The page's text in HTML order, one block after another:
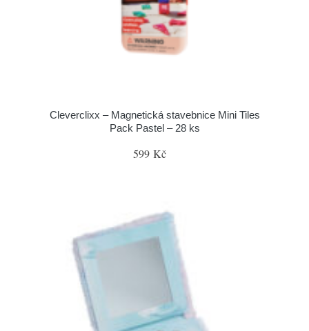
Cleverclixx – Magnetická stavebnice Mini Tiles
Pack Pastel – 28 ks
599 Kč